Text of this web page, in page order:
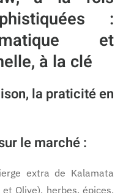
:
et
à la clé
la praticité en
le marché :
extra de Kalamata
Olive), herbes, épices,